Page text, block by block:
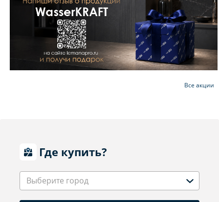
Все акции
Где купить?
Выберите город